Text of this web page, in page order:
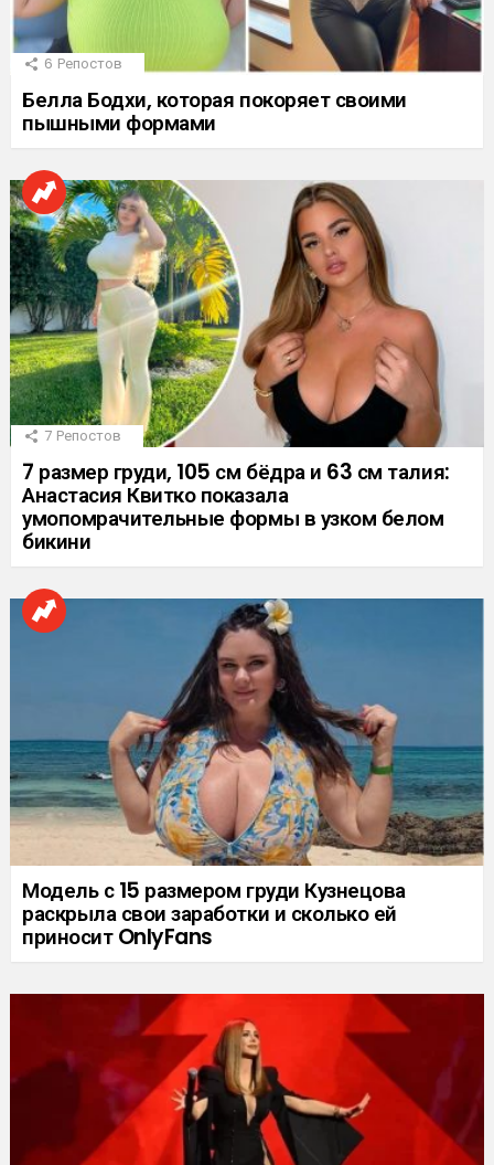
6 Репостов
Белла Бодхи, которая покоряет своими
пышными формами
7 Репостов
7 размер груди, 105 см бёдра и 63 см талия:
Анастасия Квитко показала
умопомрачительные формы в узком белом
бикини
Модель с 15 размером груди Кузнецова
раскрыла свои заработки и сколько ей
приносит OnlyFans